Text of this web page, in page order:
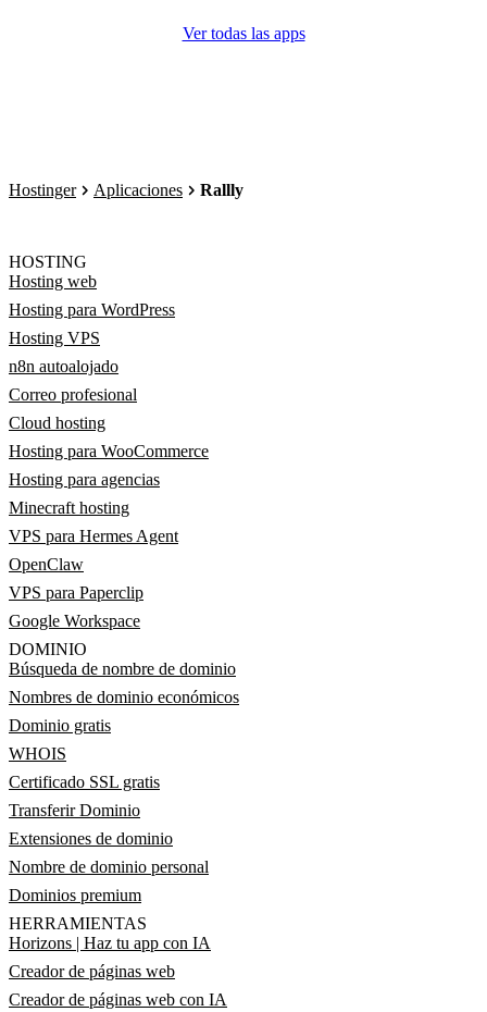
Ver todas las apps
Hostinger Aplicaciones Rallly
HOSTING
Hosting web
Hosting para WordPress
Hosting VPS
n8n autoalojado
Correo profesional
Cloud hosting
Hosting para WooCommerce
Hosting para agencias
Minecraft hosting
VPS para Hermes Agent
OpenClaw
VPS para Paperclip
Google Workspace
DOMINIO
Búsqueda de nombre de dominio
Nombres de dominio económicos
Dominio gratis
WHOIS
Certificado SSL gratis
Transferir Dominio
Extensiones de dominio
Nombre de dominio personal
Dominios premium
HERRAMIENTAS
Horizons | Haz tu app con IA
Creador de páginas web
Creador de páginas web con IA